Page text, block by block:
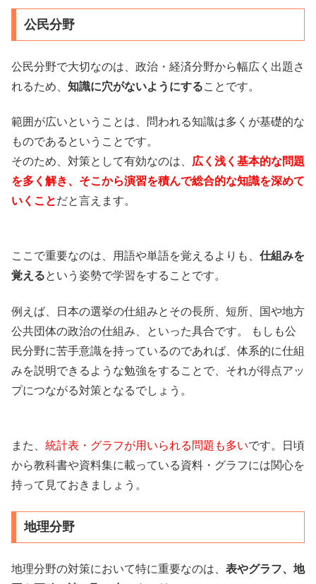
公民分野
公民分野で大切なのは、政治・経済分野から幅広く出題さ
れるため、 知識に穴がないようにすることです。
範囲が広いということは、問われる知識は多くが基礎的な
ものであるということです。
そのため、対策として有効なのは、 広く浅く基本的な問題
を多く解き、そこから演習を積んで総合的な知識を深めて
いくことだと言えます。
ここで重要なのは、用語や単語を覚えるよりも、 仕組みを
覚えるという姿勢で学習をすることです。
例えば、日本の選挙の仕組みとその長所、短所、国や地方
公共団体の政治の仕組み、といった具合です。 もしも公
民分野に苦手意識を持っているのであれば、体系的に仕組
みを説明できるような勉強をすることで、それが得点アッ
プにつながる対策となるでしょう。
また、 統計表・グラフが用いられる問題も多いです。日頃
から教科書や資料集に載っている資料・グラフには関心を
持って見ておきましょう。
地理分野
地理分野の対策において特に重要なのは、 表やグラフ、地